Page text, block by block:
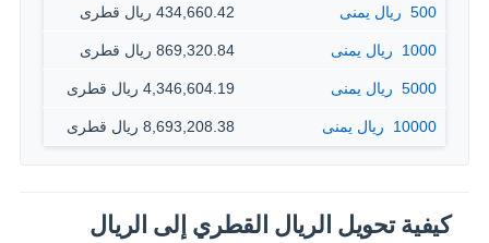
500 ‏ ريال يمنى 434,660.42 ريال قطرى
1000 ‏ ريال يمنى 869,320.84 ريال قطرى
5000 ‏ ريال يمنى 4,346,604.19 ريال قطرى
10000 ‏ ريال يمنى 8,693,208.38 ريال قطرى
كيفية تحويل الريال القطري إلى الريال